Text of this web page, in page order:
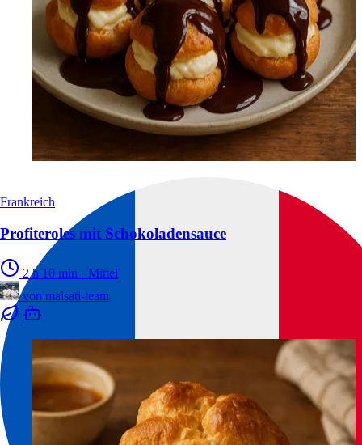
Frankreich
Profiteroles mit Schokoladensauce
2 h 10 min · Mittel
von malsati-team